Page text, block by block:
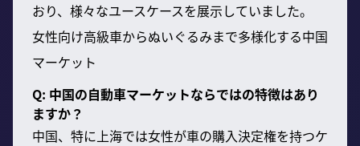
おり、様々なユースケースを展示していました。
女性向け高級車からぬいぐるみまで多様化する中国
マーケット
Q: 中国の自動車マーケットならではの特徴はあり
ますか？
中国、特に上海では女性が車の購入決定権を持つケ